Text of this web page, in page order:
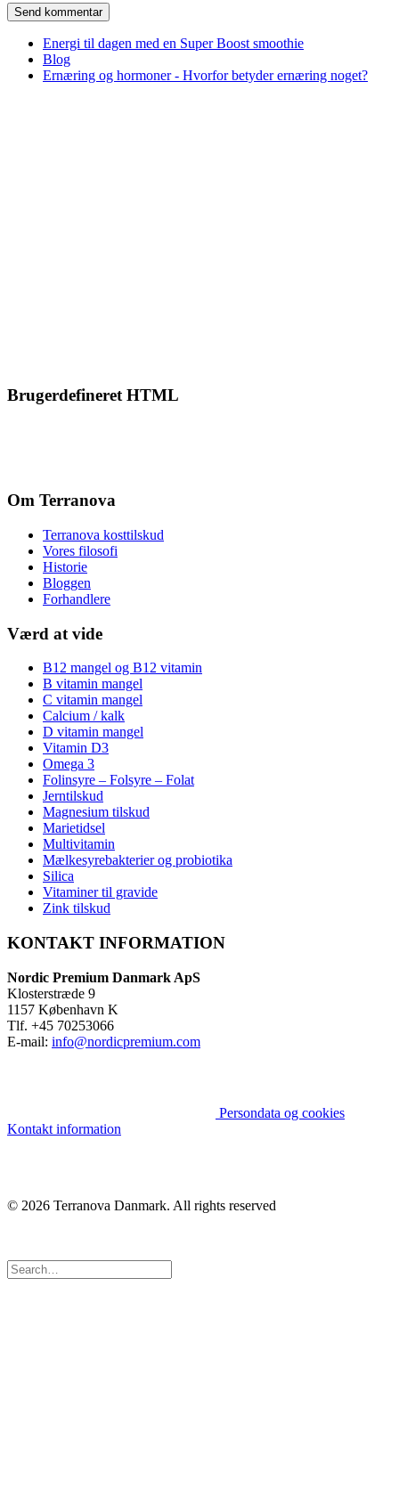
Energi til dagen med en Super Boost smoothie
Blog
Ernæring og hormoner - Hvorfor betyder ernæring noget?
Brugerdefineret HTML
Om Terranova
Terranova kosttilskud
Vores filosofi
Historie
Bloggen
Forhandlere
Værd at vide
B12 mangel og B12 vitamin
B vitamin mangel
C vitamin mangel
Calcium / kalk
D vitamin mangel
Vitamin D3
Omega 3
Folinsyre – Folsyre – Folat
Jerntilskud
Magnesium tilskud
Marietidsel
Multivitamin
Mælkesyrebakterier og probiotika
Silica
Vitaminer til gravide
Zink tilskud
KONTAKT INFORMATION
Nordic Premium Danmark ApS
Klosterstræde 9
1157 København K
Tlf. +45 70253066
E-mail: info@nordicpremium.com
Persondata og cookies
Kontakt information
© 2026 Terranova Danmark. All rights reserved